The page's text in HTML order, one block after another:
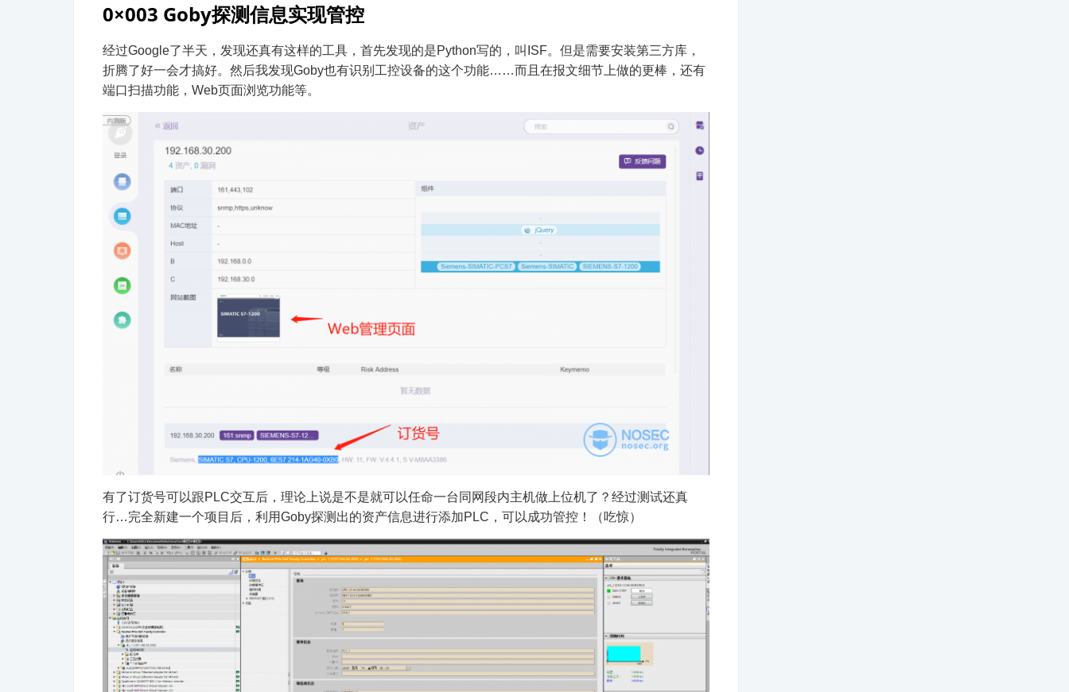
0×003 Goby探测信息实现管控
经过Google了半天，发现还真有这样的工具，首先发现的是Python写的，叫ISF。 但是需要安装第三方库，
折腾了好一会才搞好。 然后我发现Goby也有识别工控设备的这个功能……而且在报文细节上做的更棒，还有
端口扫描功能，Web页面浏览功能等。
有了订货号可以跟PLC交互后，理论上说是不是就可以任命一台同网段内主机做上位机了？ 经过测试还真
行…完全新建一个项目后，利用Goby探测出的资产信息进行添加PLC，可以成功管控！
（吃惊）